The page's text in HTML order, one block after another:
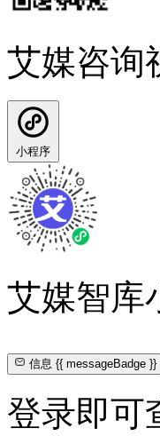
艾媒咨询
小程序
艾媒智库
信息{{ messageBadge }}
登录即可